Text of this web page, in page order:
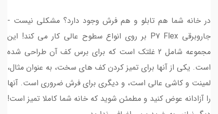
در خانه شما هم تابلو و هم فرش وجود دارد؟ مشکلی نیست -
جاروبرقی P7 Flex بر روی انواع سطوح عالی کار می کند! این
مجموعه شامل 2 غلتک است که برای برس کف آن طراحی شده
است. یکی از آنها برای تمیز کردن کف های سخت، به عنوان مثال،
لمینت و کاشی عالی است، و دیگری برای فرش ضروری است. آنها
را آزادانه عوض کنید و مطمئن شوید که خانه شما کاملا تمیز است!